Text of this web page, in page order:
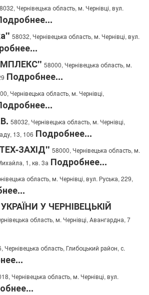
Чернівецька область, м. Чернівці, вул.
58032, Чернівецька область, м. Чернівці, вул.
58000, Чернівецька область, м.
Подробнее...
Чернівецька область, м. Чернівці,
58032, Чернівецька область, м. Чернівці,
13, 106 Подробнее...
ЗАХІД" 58000, Чернівецька область, м.
1, кв. 3а Подробнее...
область, м. Чернівці, вул. Руська, 229,
У ЧЕРНІВЕЦЬКІЙ
область, м. Чернівці, Авангардна, 7
Чернівецька область, Глибоцький район, с.
Чернівецька область, м. Чернівці, вул.